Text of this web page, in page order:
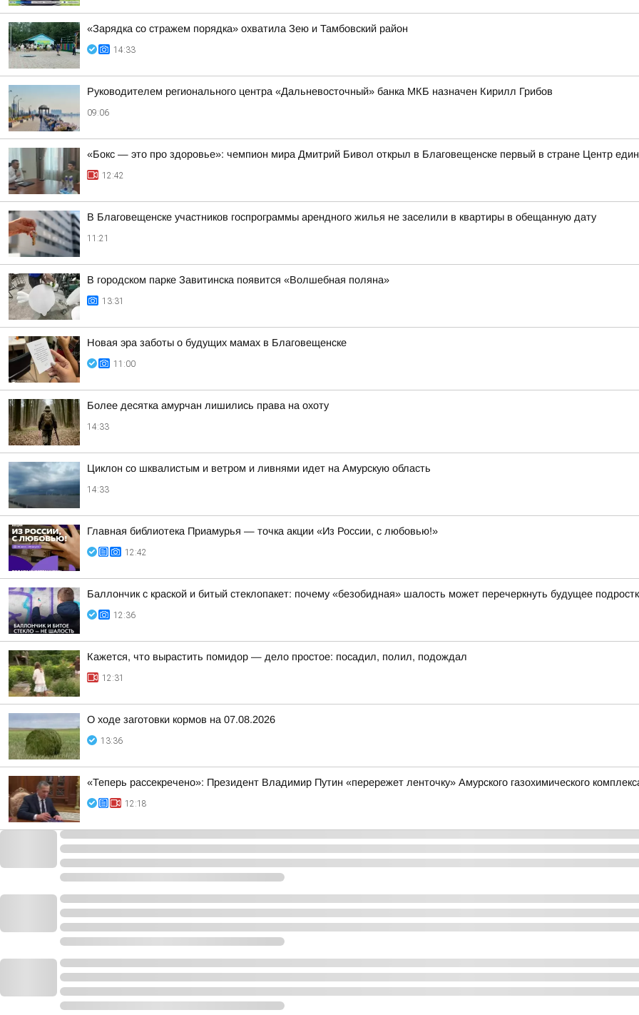
«Зарядка со стражем порядка» охватила Зею и Тамбовский район
14:33
Руководителем регионального центра «Дальневосточный» банка МКБ назначен Кирилл Грибов
09:06
«Бокс — это про здоровье»: чемпион мира Дмитрий Бивол открыл в Благовещенске первый в стране Центр
12:42
В Благовещенске участников госпрограммы арендного жилья не заселили в квартиры в обещанную дату
11:21
В городском парке Завитинска появится «Волшебная поляна»
13:31
Новая эра заботы о будущих мамах в Благовещенске
11:00
Более десятка амурчан лишились права на охоту
14:33
Циклон со шквалистым и ветром и ливнями идет на Амурскую область
14:33
Главная библиотека Приамурья — точка акции «Из России, с любовью!»
12:42
Баллончик с краской и битый стеклопакет: почему «безобидная» шалость может перечеркнуть будущее
12:36
Кажется, что вырастить помидор — дело простое: посадил, полил, подождал
12:31
О ходе заготовки кормов на 07.08.2026
13:36
«Теперь рассекречено»: Президент Владимир Путин «перережет ленточку» Амурского газохимического
12:18